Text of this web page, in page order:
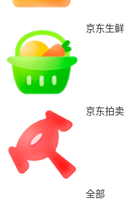
京东生鲜
京东拍卖
全部